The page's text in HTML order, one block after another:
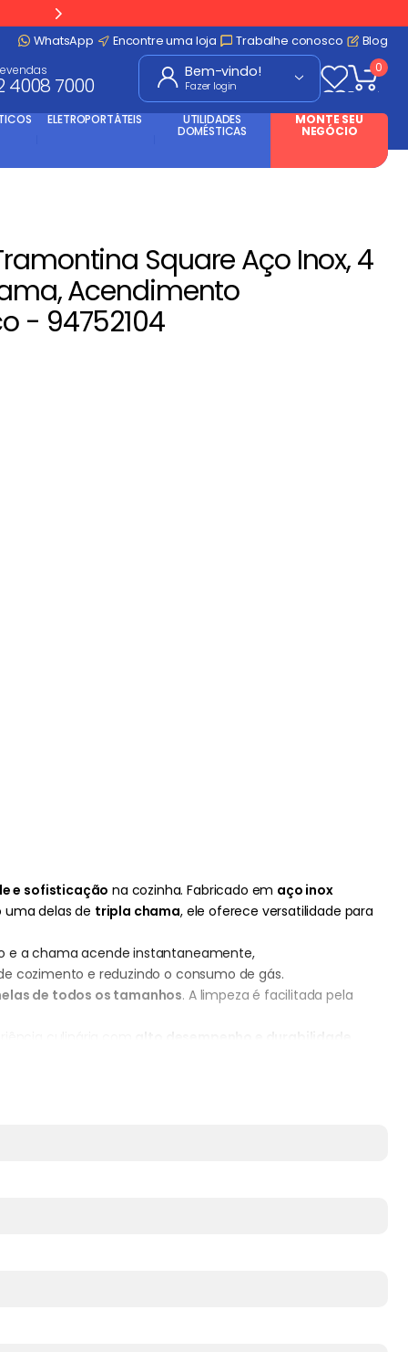
WhatsApp
Encontre uma loja Trabalhe conosco Blog
4008 7000 Fazer login
0
ELETROPORTÁTEIS UTILIDADES
DOMÉSTICAS
MONTE SEU
NEGÓCIO
Square Aço Inox, 4
Acendimento
- 94752104
e sofisticação na cozinha. Fabricado em aço inox
uma delas de tripla chama, ele oferece versatilidade para
e a chama acende instantaneamente,
cozimento e reduzindo o consumo de gás.
de todos os tamanhos. A limpeza é facilitada pela